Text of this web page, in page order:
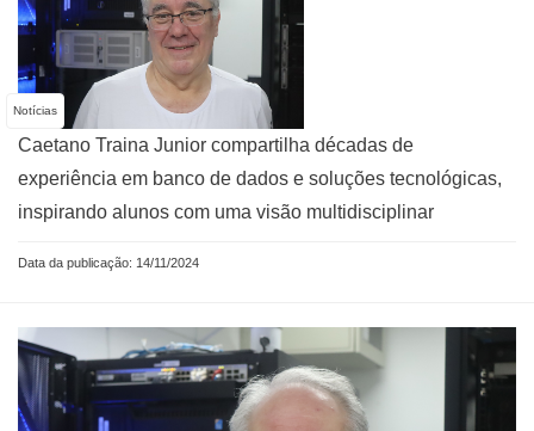
Notícias
Caetano Traina Junior compartilha décadas de
experiência em banco de dados e soluções tecnológicas,
inspirando alunos com uma visão multidisciplinar
Data da publicação: 14/11/2024